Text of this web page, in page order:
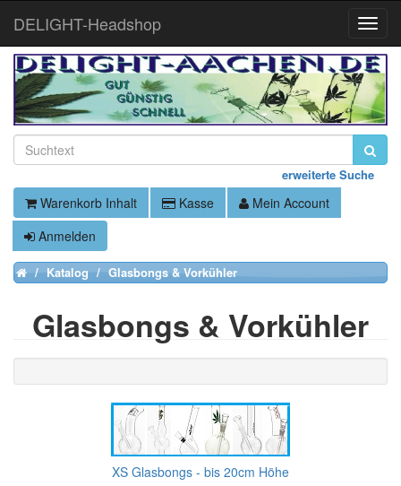
erweiterte Suche
Warenkorb Inhalt Kasse
Mein Account
Anmelden
HomeKatalog Glasbongs & Vorkühler
Glasbongs & Vorkühler
XS Glasbongs - bis 20cm Höhe
Toggle
DELIGHT-Headshop